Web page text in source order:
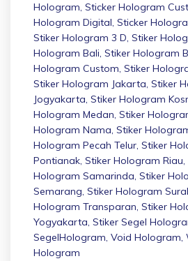
Hologram, Sticker Hologram
Hologram Digital, Sticker
Stiker Hologram 3 D, Stiker
Hologram Bali, Stiker Hologram
Hologram Custom, Stiker
Stiker Hologram Jakarta, Stiker
Jogyakarta, Stiker Hologram
Hologram Medan, Stiker
Hologram Nama, Stiker
Hologram Pecah Telur, Stiker
Pontianak, Stiker Hologram Riau,
Hologram Samarinda, Stiker
Semarang, Stiker Hologram
Hologram Transparan, Stiker
Yogyakarta, Stiker Segel
SegelHologram, Void Hologram,
Hologram